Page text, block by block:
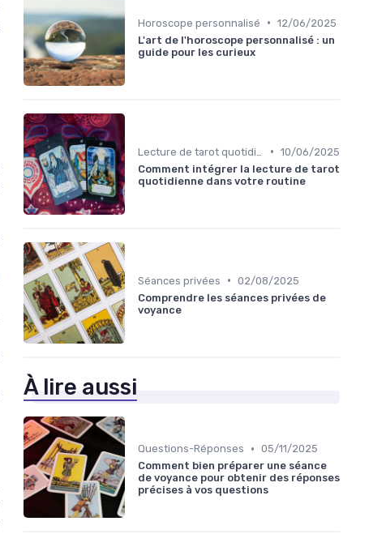
Horoscope personnalisé • 12/06/2025
L'art de l'horoscope personnalisé : un
guide pour les curieux
• 10/06/2025
Comment intégrer la lecture de tarot
quotidienne dans votre routine
Séances privées • 02/08/2025
Comprendre les séances privées de
voyance
À lire aussi
Questions-Réponses • 05/11/2025
Comment bien préparer une séance
de voyance pour obtenir des réponses
précises à vos questions